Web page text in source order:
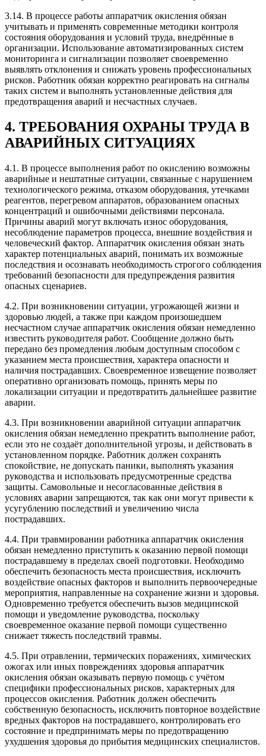
3.14. В процессе работы аппаратчик окисления обязан
учитывать и применять современные методики контроля
состояния оборудования и условий труда, внедрённые в
организации. Использование автоматизированных систем
мониторинга и сигнализации позволяет своевременно
выявлять отклонения и снижать уровень профессиональных
рисков. Работник обязан корректно реагировать на сигналы
таких систем и выполнять установленные действия для
предотвращения аварий и несчастных случаев.
4. ТРЕБОВАНИЯ ОХРАНЫ ТРУДА В
АВАРИЙНЫХ СИТУАЦИЯХ
4.1. В процессе выполнения работ по окислению возможны
аварийные и нештатные ситуации, связанные с нарушением
технологического режима, отказом оборудования, утечками
реагентов, перегревом аппаратов, образованием опасных
концентраций и ошибочными действиями персонала.
Причины аварий могут включать износ оборудования,
несоблюдение параметров процесса, внешние воздействия и
человеческий фактор. Аппаратчик окисления обязан знать
характер потенциальных аварий, понимать их возможные
последствия и осознавать необходимость строгого соблюдения
требований безопасности для предупреждения развития
опасных сценариев.
4.2. При возникновении ситуации, угрожающей жизни и
здоровью людей, а также при каждом произошедшем
несчастном случае аппаратчик окисления обязан немедленно
известить руководителя работ. Сообщение должно быть
передано без промедления любым доступным способом с
указанием места происшествия, характера опасности и
наличия пострадавших. Своевременное извещение позволяет
оперативно организовать помощь, принять меры по
локализации ситуации и предотвратить дальнейшее развитие
аварии.
4.3. При возникновении аварийной ситуации аппаратчик
окисления обязан немедленно прекратить выполнение работ,
если это не создаёт дополнительной угрозы, и действовать в
установленном порядке. Работник должен сохранять
спокойствие, не допускать паники, выполнять указания
руководства и использовать предусмотренные средства
защиты. Самовольные и несогласованные действия в
условиях аварии запрещаются, так как они могут привести к
усугублению последствий и увеличению числа
пострадавших.
4.4. При травмировании работника аппаратчик окисления
обязан немедленно приступить к оказанию первой помощи
пострадавшему в пределах своей подготовки. Необходимо
обеспечить безопасность места происшествия, исключить
воздействие опасных факторов и выполнить первоочередные
мероприятия, направленные на сохранение жизни и здоровья.
Одновременно требуется обеспечить вызов медицинской
помощи и уведомление руководства, поскольку
своевременное оказание первой помощи существенно
снижает тяжесть последствий травмы.
4.5. При отравлении, термических поражениях, химических
ожогах или иных повреждениях здоровья аппаратчик
окисления обязан оказывать первую помощь с учётом
специфики профессиональных рисков, характерных для
процессов окисления. Работник должен обеспечить
собственную безопасность, исключить повторное воздействие
вредных факторов на пострадавшего, контролировать его
состояние и предпринимать меры по предотвращению
ухудшения здоровья до прибытия медицинских специалистов.